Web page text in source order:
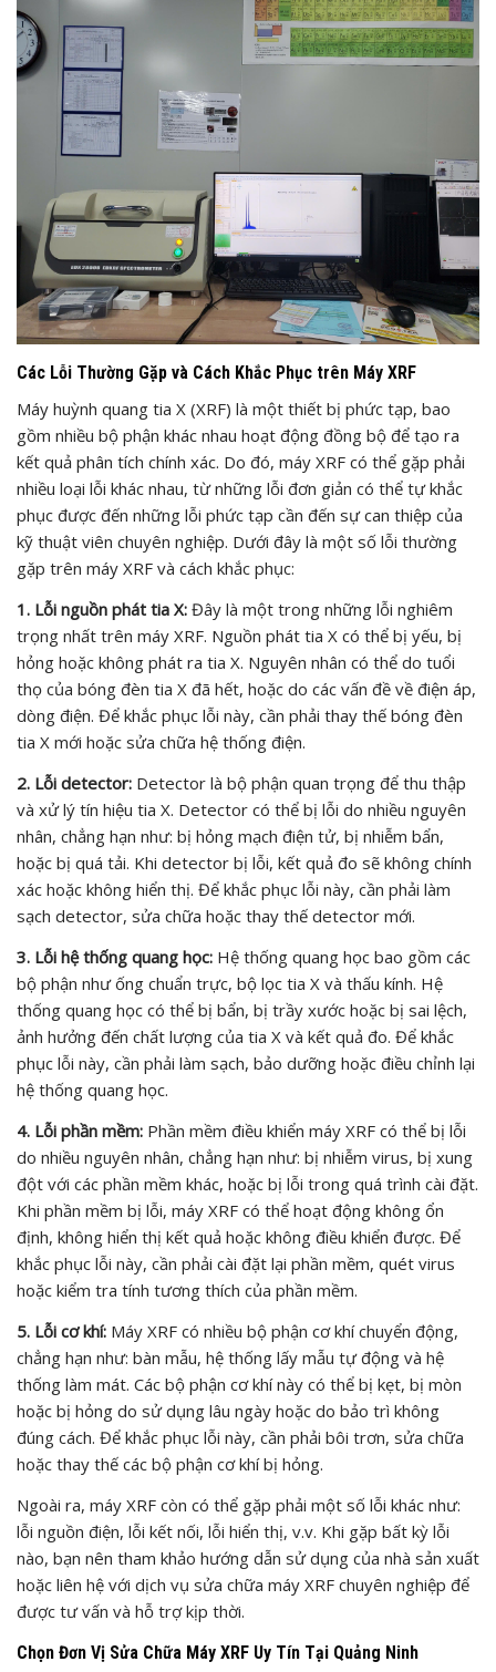
Các Lỗi Thường Gặp và Cách Khắc Phục trên Máy XRF
Máy huỳnh quang tia X (XRF) là một thiết bị phức tạp, bao
gồm nhiều bộ phận khác nhau hoạt động đồng bộ để tạo ra
kết quả phân tích chính xác. Do đó, máy XRF có thể gặp phải
nhiều loại lỗi khác nhau, từ những lỗi đơn giản có thể tự khắc
phục được đến những lỗi phức tạp cần đến sự can thiệp của
kỹ thuật viên chuyên nghiệp. Dưới đây là một số lỗi thường
gặp trên máy XRF và cách khắc phục:
1. Lỗi nguồn phát tia X: Đây là một trong những lỗi nghiêm
trọng nhất trên máy XRF. Nguồn phát tia X có thể bị yếu, bị
hỏng hoặc không phát ra tia X. Nguyên nhân có thể do tuổi
thọ của bóng đèn tia X đã hết, hoặc do các vấn đề về điện áp,
dòng điện. Để khắc phục lỗi này, cần phải thay thế bóng đèn
tia X mới hoặc sửa chữa hệ thống điện.
2. Lỗi detector: Detector là bộ phận quan trọng để thu thập
và xử lý tín hiệu tia X. Detector có thể bị lỗi do nhiều nguyên
nhân, chẳng hạn như: bị hỏng mạch điện tử, bị nhiễm bẩn,
hoặc bị quá tải. Khi detector bị lỗi, kết quả đo sẽ không chính
xác hoặc không hiển thị. Để khắc phục lỗi này, cần phải làm
sạch detector, sửa chữa hoặc thay thế detector mới.
3. Lỗi hệ thống quang học: Hệ thống quang học bao gồm các
bộ phận như ống chuẩn trực, bộ lọc tia X và thấu kính. Hệ
thống quang học có thể bị bẩn, bị trầy xước hoặc bị sai lệch,
ảnh hưởng đến chất lượng của tia X và kết quả đo. Để khắc
phục lỗi này, cần phải làm sạch, bảo dưỡng hoặc điều chỉnh lại
hệ thống quang học.
4. Lỗi phần mềm: Phần mềm điều khiển máy XRF có thể bị lỗi
do nhiều nguyên nhân, chẳng hạn như: bị nhiễm virus, bị xung
đột với các phần mềm khác, hoặc bị lỗi trong quá trình cài đặt.
Khi phần mềm bị lỗi, máy XRF có thể hoạt động không ổn
định, không hiển thị kết quả hoặc không điều khiển được. Để
khắc phục lỗi này, cần phải cài đặt lại phần mềm, quét virus
hoặc kiểm tra tính tương thích của phần mềm.
5. Lỗi cơ khí: Máy XRF có nhiều bộ phận cơ khí chuyển động,
chẳng hạn như: bàn mẫu, hệ thống lấy mẫu tự động và hệ
thống làm mát. Các bộ phận cơ khí này có thể bị kẹt, bị mòn
hoặc bị hỏng do sử dụng lâu ngày hoặc do bảo trì không
đúng cách. Để khắc phục lỗi này, cần phải bôi trơn, sửa chữa
hoặc thay thế các bộ phận cơ khí bị hỏng.
Ngoài ra, máy XRF còn có thể gặp phải một số lỗi khác như:
lỗi nguồn điện, lỗi kết nối, lỗi hiển thị, v.v. Khi gặp bất kỳ lỗi
nào, bạn nên tham khảo hướng dẫn sử dụng của nhà sản xuất
hoặc liên hệ với dịch vụ sửa chữa máy XRF chuyên nghiệp để
được tư vấn và hỗ trợ kịp thời.
Chọn Đơn Vị Sửa Chữa Máy XRF Uy Tín Tại Quảng Ninh